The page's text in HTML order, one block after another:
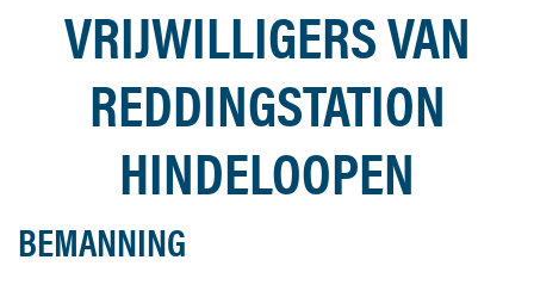
VRIJWILLIGERS VAN
REDDINGSTATION
HINDELOOPEN
BEMANNING